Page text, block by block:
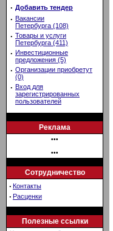
· Добавить тендер
· Вакансии
Петербурга (108)
· Товары и услуги
Петербурга (411)
· Инвестиционные
предложения (5)
· Организации приобретут
(0)
· Вход для
зарегистрированных
пользователей
Реклама
•••
•••
Сотрудничество
· Контакты
· Расценки
Полезные ссылки